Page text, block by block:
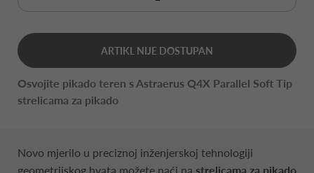
ARTIKL NIJE DOSTUPAN
Osvojite pikado teren s Astraerus Q4X Parallel Soft Tip
strelicama za pikado
Novo mjerilo u preciznoj inženjerskoj tehnologiji
geometrijskog hvata možete naći na strelicama za pikado